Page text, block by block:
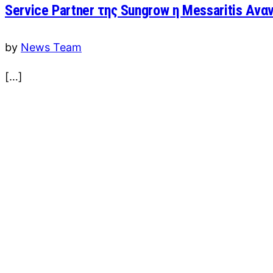
Service Partner της Sungrow η Messaritis
by News Team
[…]